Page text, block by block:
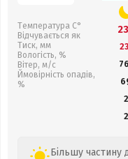
Температура С°
Відчувається як
Тиск, мм
Вологість, %
Вітер, м/с
Ймовірність опадів,
%
2
2
Більшу частину